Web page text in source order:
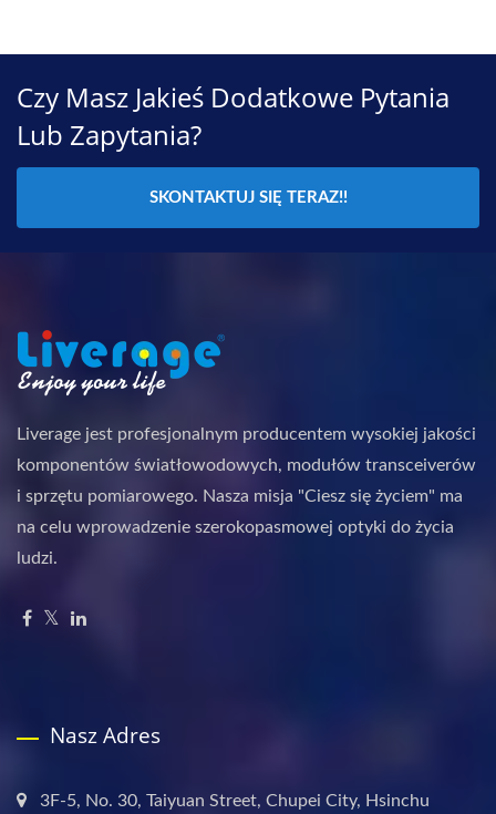
Czy Masz Jakieś Dodatkowe Pytania
Lub Zapytania?
SKONTAKTUJ SIĘ TERAZ!!
Liverage jest profesjonalnym producentem wysokiej jakości
komponentów światłowodowych, modułów transceiverów
i sprzętu pomiarowego. Nasza misja "Ciesz się życiem" ma
na celu wprowadzenie szerokopasmowej optyki do życia
ludzi.
Nasz Adres
3F-5, No. 30, Taiyuan Street, Chupei City, Hsinchu